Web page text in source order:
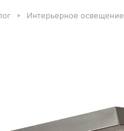
Интерьерное освещение